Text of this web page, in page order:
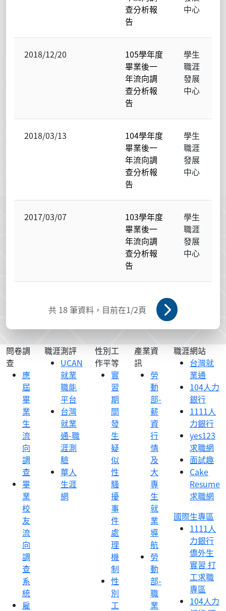
查分析報
告
中心
2018/12/20
105學年度
畢業後一
年流向調
查分析報
告
學生
職涯
發展
中心
2018/03/13
104學年度
畢業後一
年流向調
查分析報
告
學生
職涯
發展
中心
2017/03/07
103學年度
畢業後一
年流向調
查分析報
告
學生
職涯
發展
中心
共 18 筆資料，目前在1/2頁
問卷調
查
應
屆
畢
業
生
流
向
調
查
畢
業
校
友
流
向
調
查
系
統
雇
職涯測評
UCAN
就業
職能
平台
台灣
就業
通-職
涯測
驗
華人
生涯
網
性別工
作平等
實
習
期
間
發
生
疑
似
性
騷
擾
事
件
處
理
機
制
性
別
工
產業資
訊
勞
動
部-
薪
資
行
情
及
大
專
生
就
業
導
航
勞
動
部-
職
業
職涯網站
台灣就
業通
104人力
銀行
1111人
力銀行
yes123
求職網
面試趣
Cake
Resume
求職網
國際生專區
1111人
力銀行
僑外生
實習 打
工求職
專區
104人力